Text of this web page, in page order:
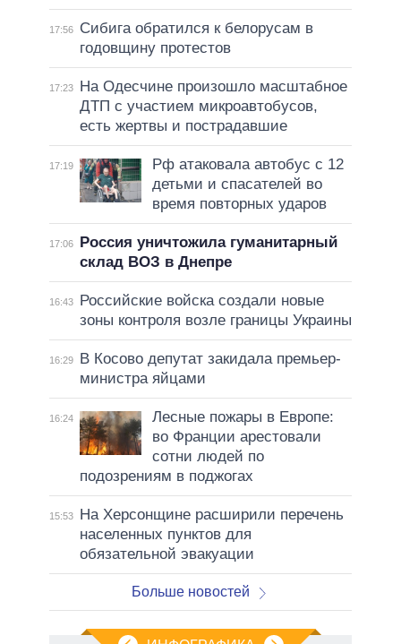
17:56
Сибига обратился к белорусам в
годовщину протестов
17:23
На Одесчине произошло масштабное
ДТП с участием микроавтобусов,
есть жертвы и пострадавшие
17:19
Рф атаковала автобус с 12
детьми и спасателей во
время повторных ударов
17:06
Россия уничтожила гуманитарный
склад ВОЗ в Днепре
16:43
Российские войска создали новые
зоны контроля возле границы Украины
16:29
В Косово депутат закидала премьер-
министра яйцами
16:24
Лесные пожары в Европе:
во Франции арестовали
сотни людей по
подозрениям в поджогах
15:53
На Херсонщине расширили перечень
населенных пунктов для
обязательной эвакуации
Больше новостей